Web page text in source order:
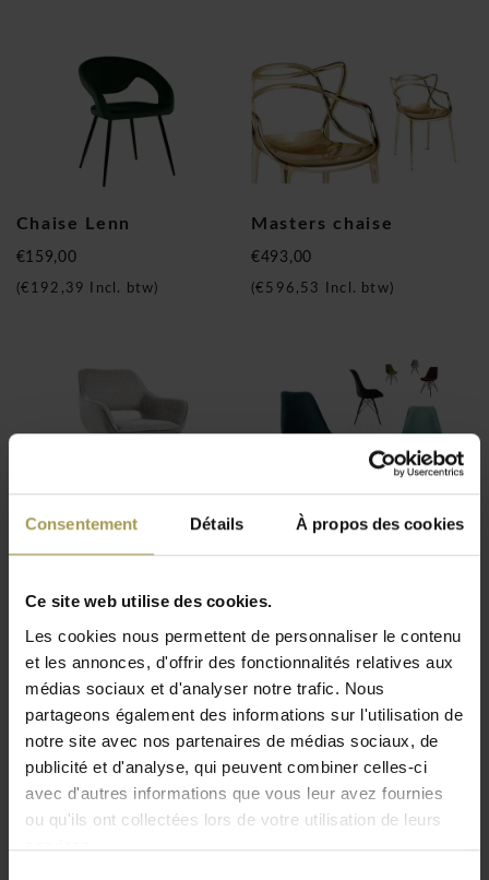
Consentement Détails À propos des cookies
Ce site web utilise des cookies.
Les cookies nous permettent de personnaliser le contenu
et les annonces, d'offrir des fonctionnalités relatives aux
médias sociaux et d'analyser notre trafic. Nous
partageons également des informations sur l'utilisation de
notre site avec nos partenaires de médias sociaux, de
publicité et d'analyse, qui peuvent combiner celles-ci
avec d'autres informations que vous leur avez fournies
ou qu'ils ont collectées lors de votre utilisation de leurs
services.
Chaise Lenn
€159,00
(€192,39 Incl. btw)
Masters chaise
€493,00
(€596,53 Incl. btw)
€204,49Incl. btw) (€119,79